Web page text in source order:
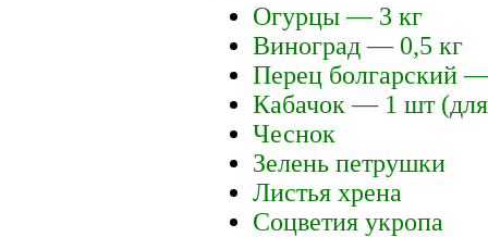
Огурцы — 3 кг
Виноград — 0,5 кг
Перец болгарский
Кабачок — 1 шт
Чеснок
Зелень петрушки
Листья хрена
Соцветия укропа